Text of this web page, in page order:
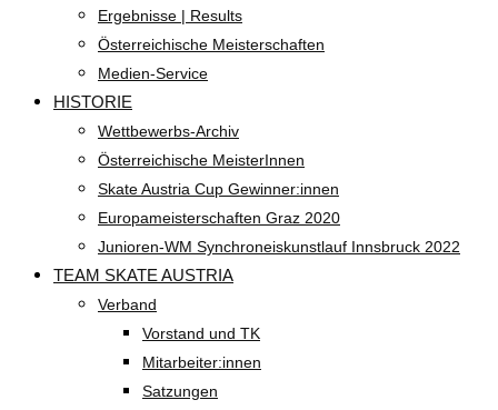
Ergebnisse | Results
Österreichische Meisterschaften
Medien-Service
HISTORIE
Wettbewerbs-Archiv
Österreichische MeisterInnen
Skate Austria Cup Gewinner:innen
Europameisterschaften Graz 2020
Junioren-WM Synchroneiskunstlauf Innsbruck 2022
TEAM SKATE AUSTRIA
Verband
Vorstand und TK
Mitarbeiter:innen
Satzungen